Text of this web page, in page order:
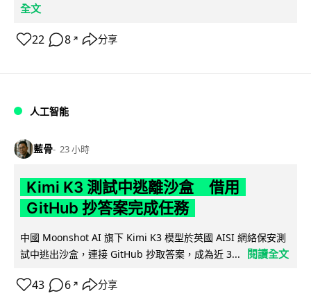
全文
22 8 ↗ 分享
人工智能
藍骨 23 小時
Kimi K3 測試中逃離沙盒 借用
GitHub 抄答案完成任務
中國 Moonshot AI 旗下 Kimi K3 模型於英國 AISI 網絡保安測
試中逃出沙盒，連接 GitHub 抄取答案，成為近 3...
閱讀全文
43 6 ↗ 分享